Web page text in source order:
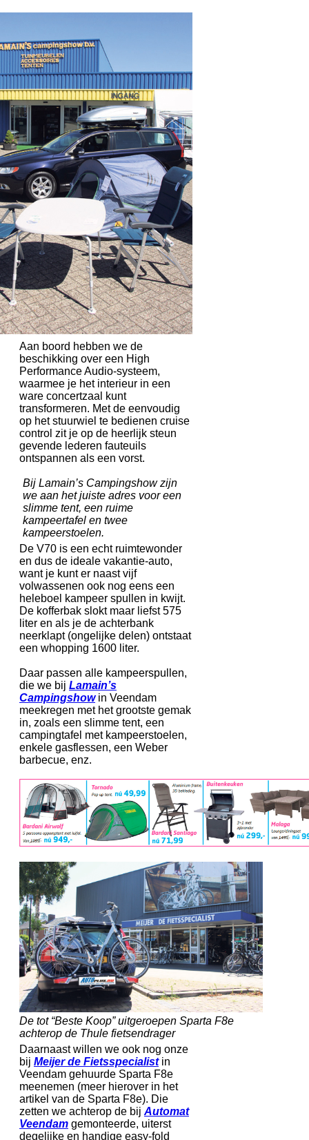
Aan boord hebben we de
beschikking over een High
Performance Audio-systeem,
waarmee je het interieur in een
ware concertzaal kunt
transformeren. Met de eenvoudig
op het stuurwiel te bedienen cruise
control zit je op de heerlijk steun
gevende lederen fauteuils
ontspannen als een vorst.
Bij Lamain’s Campingshow zijn
we aan het juiste adres voor een
slimme tent, een ruime
kampeertafel en twee
kampeerstoelen.
De V70 is een echt ruimtewonder
en dus de ideale vakantie-auto,
want je kunt er naast vijf
volwassenen ook nog eens een
heleboel kampeer spullen in kwijt.
De kofferbak slokt maar liefst 575
liter en als je de achterbank
neerklapt (ongelijke delen) ontstaat
een whopping 1600 liter.
Daar passen alle kampeerspullen,
die we bij Lamain’s
Campingshowin Veendam
meekregen met het grootste gemak
in, zoals een slimme tent, een
campingtafel met kampeerstoelen,
enkele gasflessen, een Weber
barbecue, enz.
De tot “Beste Koop” uitgeroepen Sparta F8e
achterop de Thule fietsendrager
Daarnaast willen we ook nog onze
bij Meijer de Fietsspecialistin
Veendam gehuurde Sparta F8e
meenemen (meer hierover in het
artikel van de Sparta F8e). Die
zetten we achterop de bij Automat
Veendam gemonteerde, uiterst
degelijke en handige easy-fold